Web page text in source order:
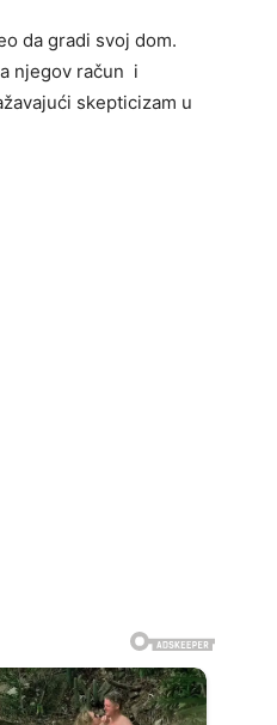
da gradi svoj dom.
njegov račun i
skepticizam u